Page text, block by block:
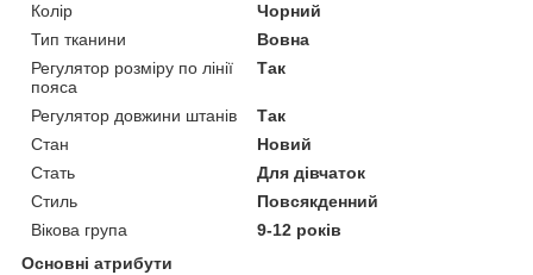
Колір
Чорний
Тип тканини
Вовна
Регулятор розміру по лінії
пояса
Так
Регулятор довжини штанів
Так
Стан
Новий
Стать
Для дівчаток
Стиль
Повсякденний
Вікова група
9-12 років
Основні атрибути